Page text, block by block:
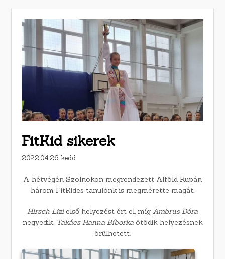
FitKid sikerek
2022.04.26. kedd
A hétvégén Szolnokon megrendezett Alföld Kupán
három FitKides tanulónk is megmérette magát.
Hirsch Lizielső helyezést ért el, míg Ambrus Dóra
negyedik, Takács Hanna Bíborkaötödik helyezésnek
örülhetett.